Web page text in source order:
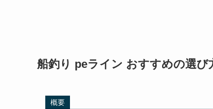
船釣り peライン おすすめの選び
概要